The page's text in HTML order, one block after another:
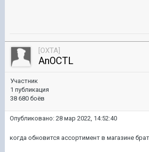
[OXTA]
AnOCTL
Участник
1 публикация
38 680 боёв
Опубликовано: 28 мар 2022, 14:52:40
когда обновится ассортимент в магазине